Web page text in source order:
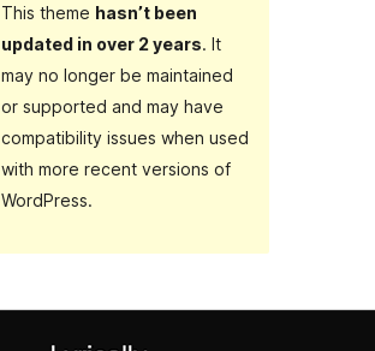
This theme hasn’t been
updated in over 2 years. It
may no longer be maintained
or supported and may have
compatibility issues when used
with more recent versions of
WordPress.